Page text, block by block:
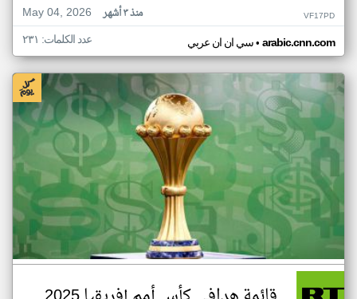
May 04, 2026
منذ ٣ أشهر VF17PD
سي ان ان عربي• arabic.cnn.com عدد الكلمات: ٢٣١